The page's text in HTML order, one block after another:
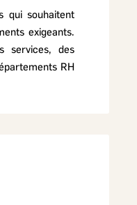
qui souhaitent
exigeants.
services, des
RH